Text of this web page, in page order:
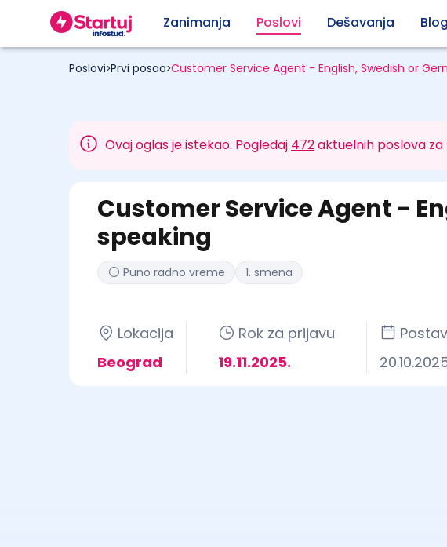
Zanimanja Poslovi Dešavanja Blog
Poslovi>Prvi posao>Customer Service Agent - English, Swedish or
Ovaj oglas je istekao. Pogledaj 472aktuelnih poslova za
Customer Service Agent -
speaking
Lokacija
Beograd
Rok za prijavu
19.11.2025.
Puno radno vreme 1. smena